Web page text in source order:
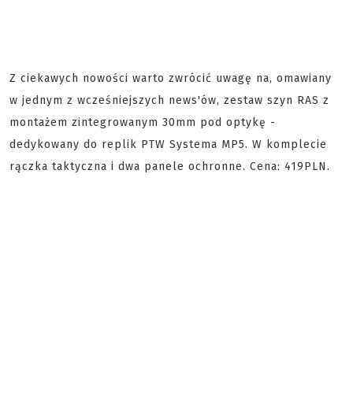
Z ciekawych nowości warto zwrócić uwagę na, omawiany
w jednym z wcześniejszych news'ów, zestaw szyn RAS z
montażem zintegrowanym 30mm pod optykę -
dedykowany do replik PTW Systema MP5. W komplecie
rączka taktyczna i dwa panele ochronne. Cena: 419PLN.